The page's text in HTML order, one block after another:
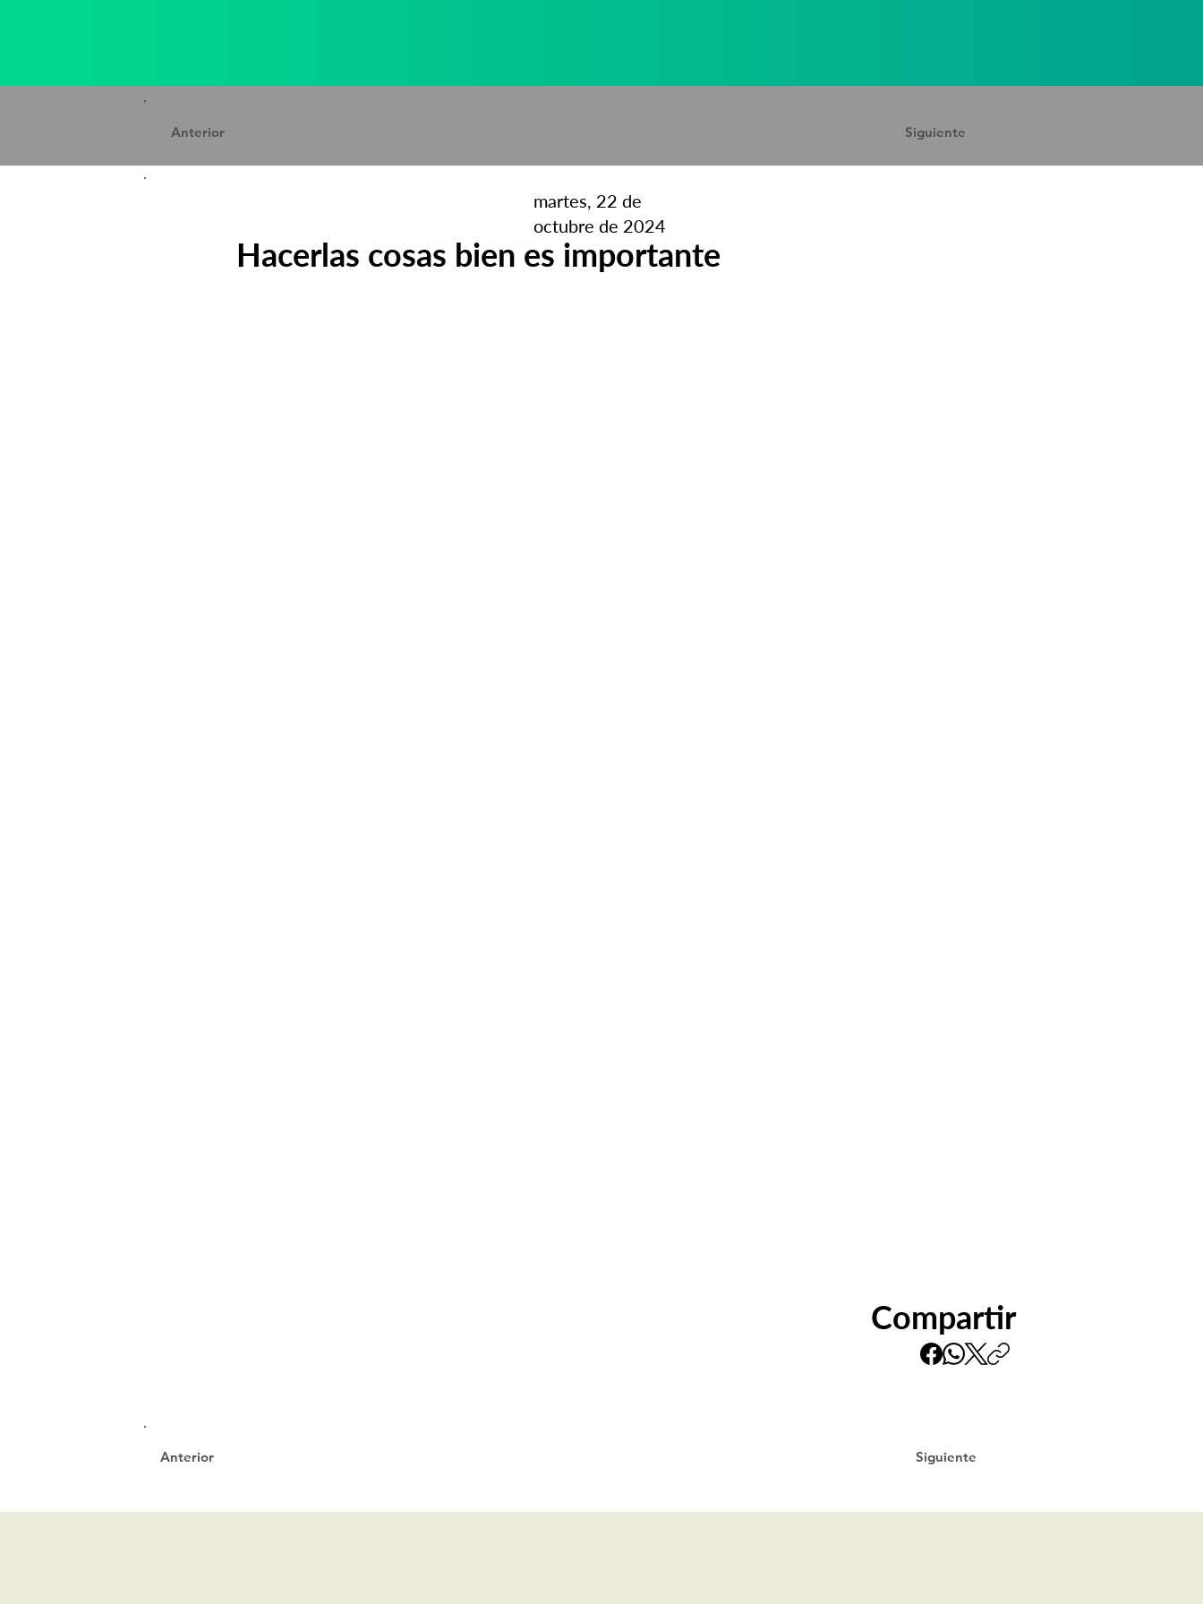
Siguiente
Anterior
martes, 22 de
octubre de 2024
Hacerlas cosas bien es importante
Compartir
Siguiente
Anterior